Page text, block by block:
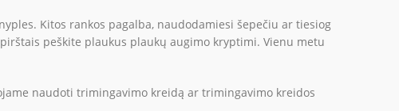
Kitos rankos pagalba, naudodamiesi šepečiu ar tiesiog
peškite plaukus plaukų augimo kryptimi. Vienu metu
naudoti trimingavimo kreidą ar trimingavimo kreidos